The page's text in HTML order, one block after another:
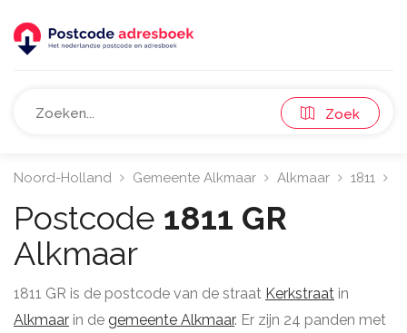
Zoek
Noord-Holland Gemeente Alkmaar Alkmaar 1811
Postcode 1811 GR
Alkmaar
1811 GR is de postcode van de straat Kerkstraat in
Alkmaar in de gemeente Alkmaar. Er zijn 24 panden met